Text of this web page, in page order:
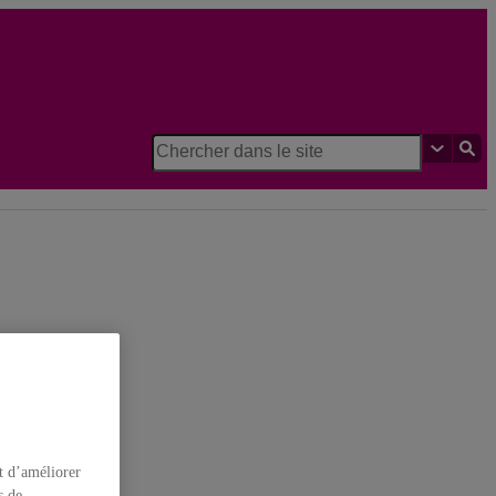
d’améliorer